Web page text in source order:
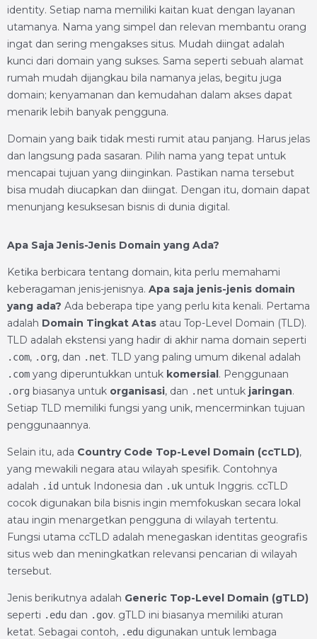
identity. Setiap nama memiliki kaitan kuat dengan layanan
utamanya. Nama yang simpel dan relevan membantu orang
ingat dan sering mengakses situs. Mudah diingat adalah
kunci dari domain yang sukses. Sama seperti sebuah alamat
rumah mudah dijangkau bila namanya jelas, begitu juga
domain; kenyamanan dan kemudahan dalam akses dapat
menarik lebih banyak pengguna.
Domain yang baik tidak mesti rumit atau panjang. Harus jelas
dan langsung pada sasaran. Pilih nama yang tepat untuk
mencapai tujuan yang diinginkan. Pastikan nama tersebut
bisa mudah diucapkan dan diingat. Dengan itu, domain dapat
menunjang kesuksesan bisnis di dunia digital.
Apa Saja Jenis-Jenis Domain yang Ada?
Ketika berbicara tentang domain, kita perlu memahami
keberagaman jenis-jenisnya. Apa saja jenis-jenis domain
yang ada? Ada beberapa tipe yang perlu kita kenali. Pertama
adalah Domain Tingkat Atas atau Top-Level Domain (TLD).
TLD adalah ekstensi yang hadir di akhir nama domain seperti
.com, .org, dan .net. TLD yang paling umum dikenal adalah
.com yang diperuntukkan untuk komersial. Penggunaan
.org biasanya untuk organisasi, dan .net untuk jaringan.
Setiap TLD memiliki fungsi yang unik, mencerminkan tujuan
penggunaannya.
Selain itu, ada Country Code Top-Level Domain (ccTLD),
yang mewakili negara atau wilayah spesifik. Contohnya
adalah .id untuk Indonesia dan .uk untuk Inggris. ccTLD
cocok digunakan bila bisnis ingin memfokuskan secara lokal
atau ingin menargetkan pengguna di wilayah tertentu.
Fungsi utama ccTLD adalah menegaskan identitas geografis
situs web dan meningkatkan relevansi pencarian di wilayah
tersebut.
Jenis berikutnya adalah Generic Top-Level Domain (gTLD)
seperti .edu dan .gov. gTLD ini biasanya memiliki aturan
ketat. Sebagai contoh, .edu digunakan untuk lembaga